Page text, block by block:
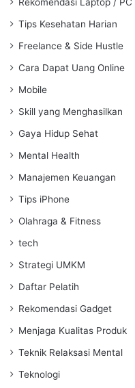
Tips Kesehatan Harian
Freelance & Side Hustle
Cara Dapat Uang Online
Mobile
Skill yang Menghasilkan
Gaya Hidup Sehat
Mental Health
Manajemen Keuangan
Tips iPhone
Olahraga & Fitness
tech
Strategi UMKM
Daftar Pelatih
Rekomendasi Gadget
Menjaga Kualitas Produk
Teknik Relaksasi Mental
Teknologi